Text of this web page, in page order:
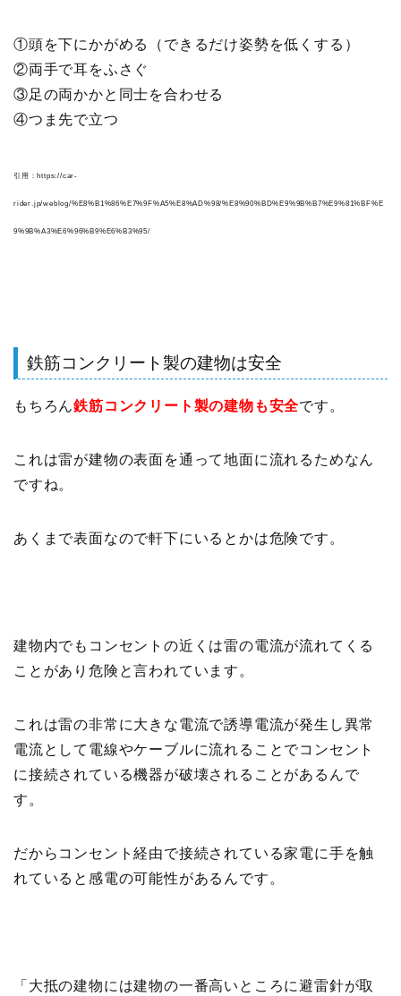
①頭を下にかがめる（できるだけ姿勢を低くする）
②両手で耳をふさぐ
③足の両かかと同士を合わせる
④つま先で立つ
引用：https://car-
rider.jp/weblog/%E8%B1%86%E7%9F%A5%E8%AD%98/%E8%90%BD%E9%9B%B7%E9%81%BF%E
9%9B%A3%E6%96%B9%E6%B3%95/
鉄筋コンクリート製の建物は安全
もちろん鉄筋コンクリート製の建物も安全です。
これは雷が建物の表面を通って地面に流れるためなん
ですね。
あくまで表面なので軒下にいるとかは危険です。
建物内でもコンセントの近くは雷の電流が流れてくる
ことがあり危険と言われています。
これは雷の非常に大きな電流で誘導電流が発生し異常
電流として電線やケーブルに流れることでコンセント
に接続されている機器が破壊されることがあるんで
す。
だからコンセント経由で接続されている家電に手を触
れていると感電の可能性があるんです。
「大抵の建物には建物の一番高いところに避雷針が取